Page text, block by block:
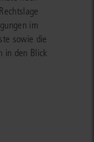
im
sowie die
in den Blick